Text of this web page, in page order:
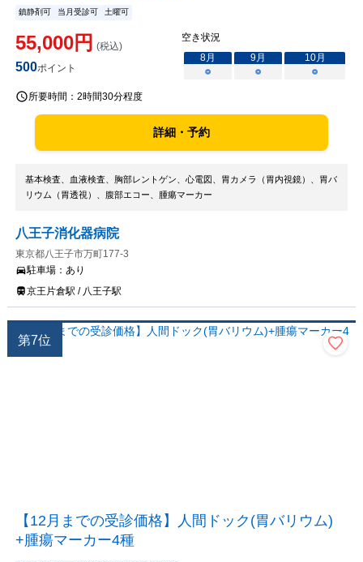
鎮静剤可 当月受診可 土曜可
55,000円 (税込)
500ポイント
空き状況
8月 9月 10月
○
○ ○
所要時間： 2時間30分程度
詳細・予約
基本検査、血液検査、胸部レントゲン、心電図、胃カメラ（胃内視鏡）、胃バ
リウム（胃透視）、腹部エコー、腫瘍マーカー
八王子消化器病院
東京都八王子市万町177-3
駐車場： あり
京王片倉駅 / 八王子駅
第7位
【12月までの受診価格】人間ドック(胃バリウム)
+腫瘍マーカー4種